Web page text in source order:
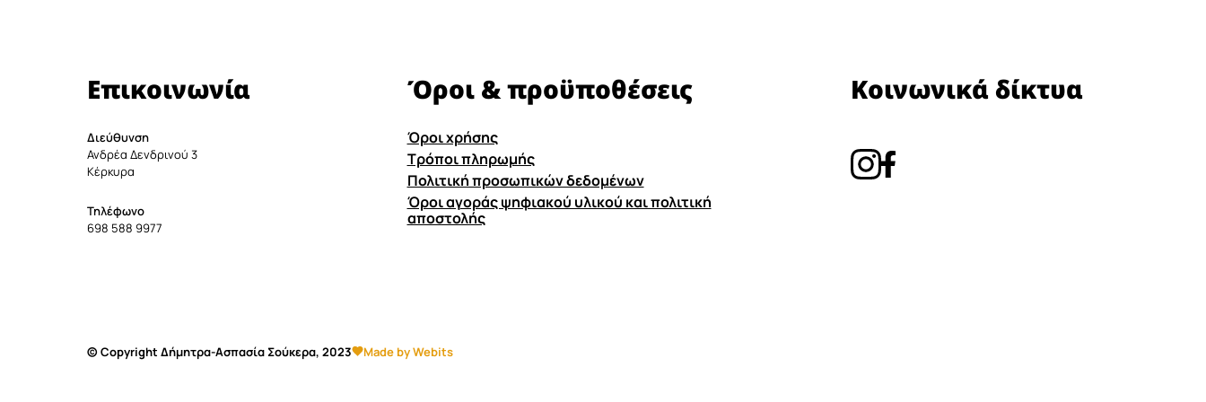
Επικοινωνία
Διεύθυνση
Ανδρέα Δενδρινού 3
Κέρκυρα
Τηλέφωνο
698 588 9977
Όροι & προϋποθέσεις
Όροι χρήσης
Τρόποι πληρωμής
Πολιτική προσωπικών δεδομένων
Όροι αγοράς ψηφιακού υλικού και πολιτική
αποστολής
Κοινωνικά δίκτυα
© Copyright Δήμητρα-Ασπασία Σούκερα, 2023 Made by Webits